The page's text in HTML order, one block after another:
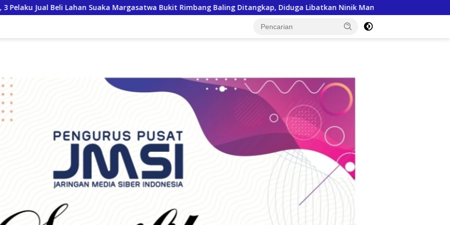
Bukit Rimbang Baling Ditangkap, Diduga Libatkan Ninik Mamak. Audiensi dengan Mensos Berbuah Kabar